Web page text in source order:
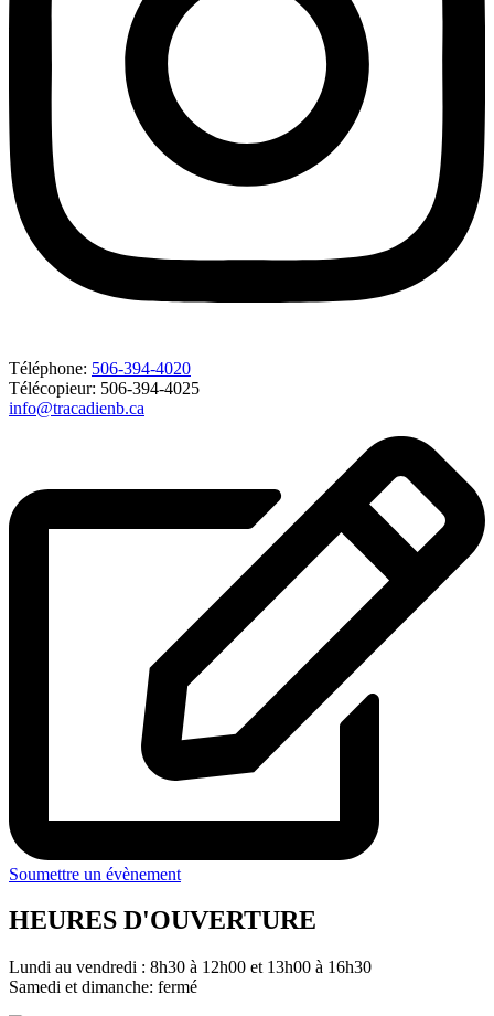
Téléphone: 506-394-4020
Télécopieur: 506-394-4025
info@tracadienb.ca
Soumettre un évènement
HEURES D'OUVERTURE
Lundi au vendredi : 8h30 à 12h00 et 13h00 à 16h30
Samedi et dimanche: fermé